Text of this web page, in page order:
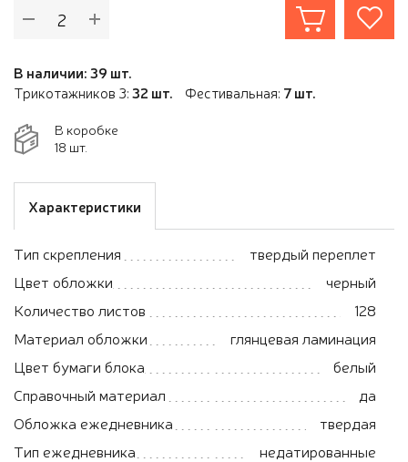
В наличии: 39 шт.
Трикотажников 3:32 шт. Фестивальная: 7 шт.
В коробке
18 шт.
Характеристики
Тип скрепления
твердый переплет
Цвет обложки
черный
Количество листов
128
Материал обложки
глянцевая ламинация
Цвет бумаги блока
белый
Справочный материал
да
Обложка ежедневника
твердая
Тип ежедневника
недатированные